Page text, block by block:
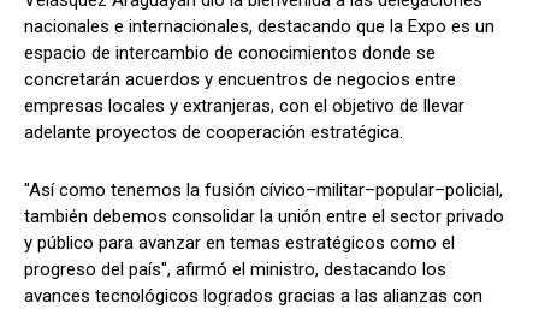
nacionales e internacionales, destacando que la Expo es un
espacio de intercambio de conocimientos donde se
concretarán acuerdos y encuentros de negocios entre
empresas locales y extranjeras, con el objetivo de llevar
adelante proyectos de cooperación estratégica.
"Así como tenemos la fusión cívico–militar–popular–policial,
también debemos consolidar la unión entre el sector privado
y público para avanzar en temas estratégicos como el
progreso del país", afirmó el ministro, destacando los
avances tecnológicos logrados gracias a las alianzas con